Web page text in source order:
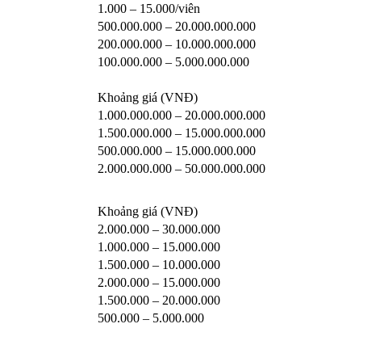
1.000 – 15.000/viên
500.000.000 – 20.000.000.000
200.000.000 – 10.000.000.000
100.000.000 – 5.000.000.000
Khoảng giá (VNĐ)
1.000.000.000 – 20.000.000.000
1.500.000.000 – 15.000.000.000
500.000.000 – 15.000.000.000
2.000.000.000 – 50.000.000.000
Khoảng giá (VNĐ)
2.000.000 – 30.000.000
1.000.000 – 15.000.000
1.500.000 – 10.000.000
2.000.000 – 15.000.000
1.500.000 – 20.000.000
500.000 – 5.000.000